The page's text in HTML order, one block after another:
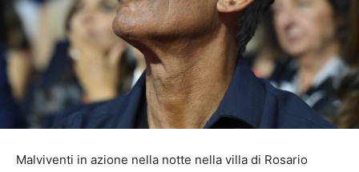
Malviventi in azione nella notte nella villa di Rosario